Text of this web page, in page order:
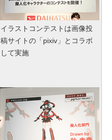
イラストコンテストは画像投
稿サイトの「pixiv」とコラボ
して実施